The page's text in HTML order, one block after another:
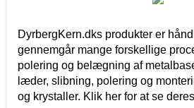
DyrbergKern.dks produkter er
gennemgår mange forskellige
polering og belægning af
læder, slibning, polering og
og krystaller. Klik her for at se